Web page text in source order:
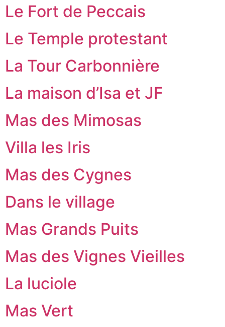
Le Fort de Peccais
Le Temple protestant
La Tour Carbonnière
La maison d’Isa et JF
Mas des Mimosas
Villa les Iris
Mas des Cygnes
Dans le village
Mas Grands Puits
Mas des Vignes Vieilles
La luciole
Mas Vert